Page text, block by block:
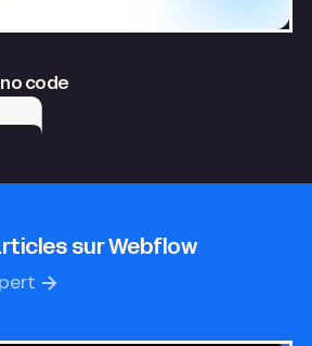
code
sur Webflow